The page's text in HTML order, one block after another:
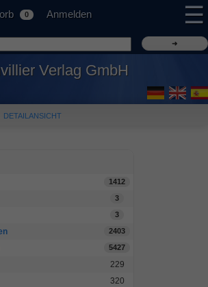
0 Anmelden ☰
Verlag GmbH
DETAILANSICHT
1412
3
3
2403
5427
229
320